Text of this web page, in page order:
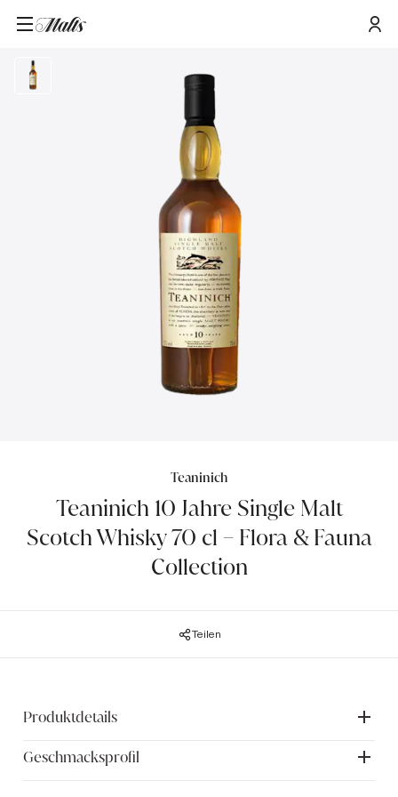
Startseite/Produkte/
Teaninich
Teaninich 10 Jahre Single Malt
Scotch Whisky 70 cl – Flora & Fauna
Collection
Teilen
Produktdetails
Teaninich 10 ist ein verlockender Highland Single Malt mit
Geschmacksprofil